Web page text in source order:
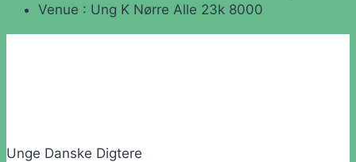
Venue : Ung K Nørre Alle 23k 8000
Unge Danske Digtere